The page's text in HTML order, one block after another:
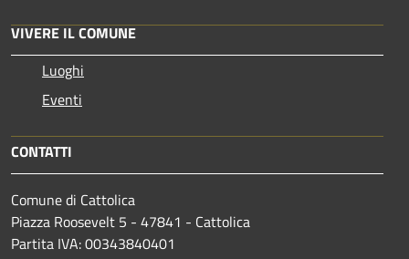
VIVERE IL COMUNE
Luoghi
Eventi
CONTATTI
Comune di Cattolica
Piazza Roosevelt 5 - 47841 - Cattolica
Partita IVA: 00343840401